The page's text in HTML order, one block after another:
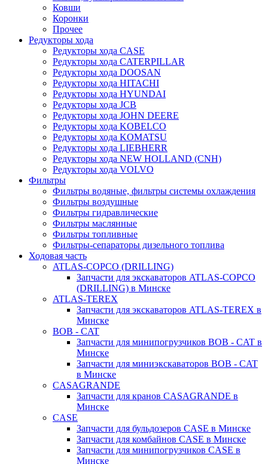
Ковши
Коронки
Прочее
Редукторы хода
Редукторы хода CASE
Редукторы хода CATERPILLAR
Редукторы хода DOOSAN
Редукторы хода HITACHI
Редукторы хода HYUNDAI
Редукторы хода JCB
Редукторы хода JOHN DEERE
Редукторы хода KOBELCO
Редукторы хода KOMATSU
Редукторы хода LIEBHERR
Редукторы хода NEW HOLLAND (CNH)
Редукторы хода VOLVO
Фильтры
Фильтры водяные, фильтры системы охлаждения
Фильтры воздушные
Фильтры гидравлические
Фильтры маслянные
Фильтры топливные
Фильтры-сепараторы дизельного топлива
Ходовая часть
ATLAS-COPCO (DRILLING)
Запчасти для экскаваторов ATLAS-COPCO
(DRILLING) в Минске
ATLAS-TEREX
Запчасти для экскаваторов ATLAS-TEREX в
Минске
BOB - CAT
Запчасти для минипогрузчиков BOB - CAT в
Минске
Запчасти для миниэкскаваторов BOB - CAT
в Минске
CASAGRANDE
Запчасти для кранов CASAGRANDE в
Минске
CASE
Запчасти для бульдозеров CASE в Минске
Запчасти для комбайнов CASE в Минске
Запчасти для минипогрузчиков CASE в
Минске